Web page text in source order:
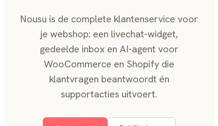
Nousu is de complete klantenservice voor
je webshop: een livechat-widget,
gedeelde inbox en AI-agent voor
WooCommerce en Shopify die
klantvragen beantwoordt én
supportacties uitvoert.